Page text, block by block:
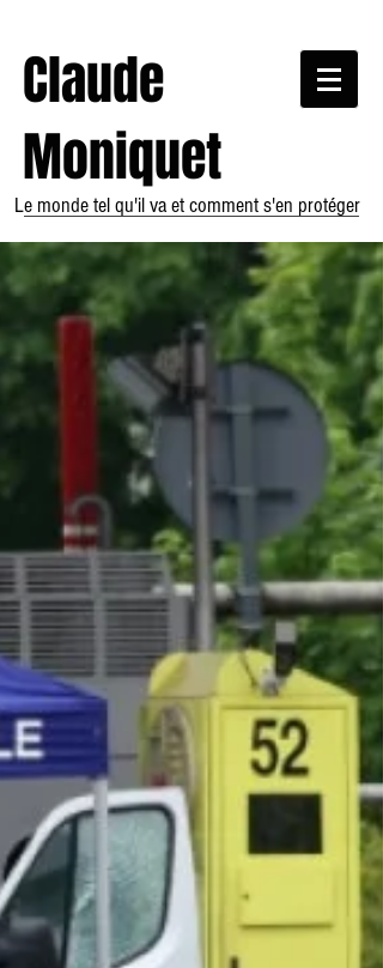
Claude
Moniquet
Le monde tel qu'il va et comment s'en protéger